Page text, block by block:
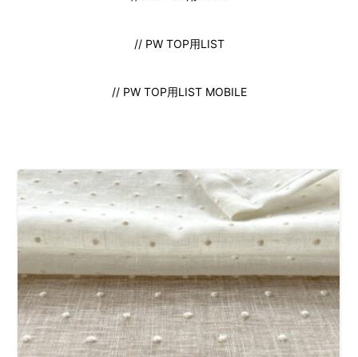
// PW TOP用LIST
// PW TOP用LIST MOBILE